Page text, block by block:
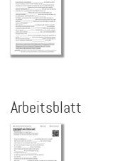
Arbeitsblatt